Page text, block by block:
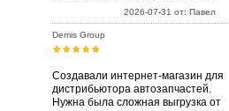
2026-07-31 от: Павел
Demis Group
Создавали интернет-магазин для
дистрибьютора автозапчастей.
Нужна была сложная выгрузка от